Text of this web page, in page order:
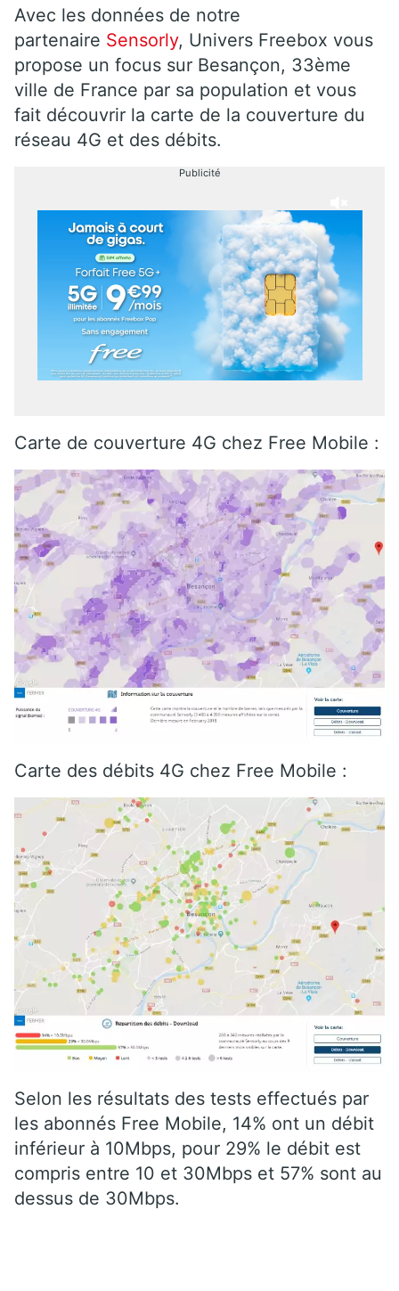
Avec les données de notre
partenaire Sensorly, Univers Freebox vous
propose un focus sur Besançon, 33ème
ville de France par sa population et vous
fait découvrir la carte de la couverture du
réseau 4G et des débits.
Publicité
Carte de couverture 4G chez Free Mobile :
Carte des débits 4G chez Free Mobile :
Selon les résultats des tests effectués par
les abonnés Free Mobile, 14% ont un débit
inférieur à 10Mbps, pour 29% le débit est
compris entre 10 et 30Mbps et 57% sont au
dessus de 30Mbps.